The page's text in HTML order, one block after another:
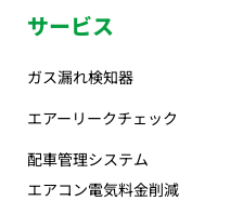
サービス
ガス漏れ検知器
エアーリークチェック
配車管理システム
エアコン電気料金削減